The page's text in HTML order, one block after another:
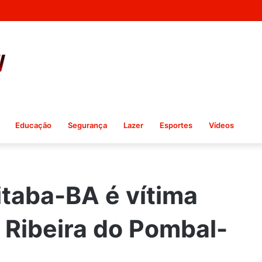
Educação Segurança Lazer Esportes Vídeos
BA é vítima
do Pombal-